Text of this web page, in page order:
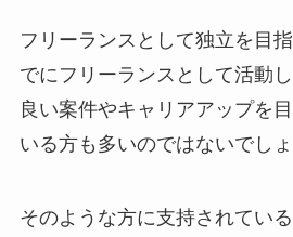
フリーランスとして独立を目
でにフリーランスとして活動
良い案件やキャリアアップを
いる方も多いのではないでしょ
そのような方に支持されてい